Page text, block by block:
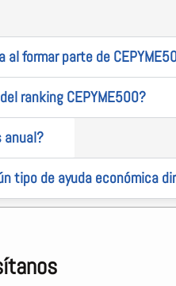
formar parte de
ranking CEPYME500?
anual?
tipo de ayuda económica